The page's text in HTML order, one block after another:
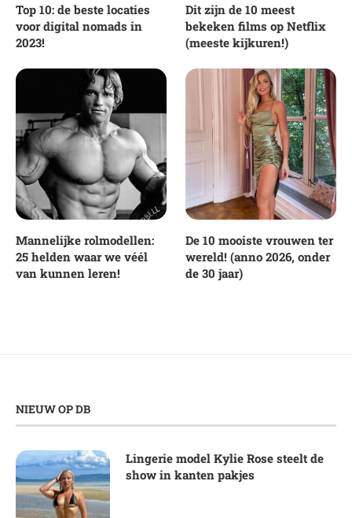
Top 10: de beste locaties
voor digital nomads in
2023!
Dit zijn de 10 meest
bekeken films op Netflix
(meeste kijkuren!)
Mannelijke rolmodellen:
25 helden waar we véél
van kunnen leren!
De 10 mooiste vrouwen ter
wereld! (anno 2026, onder
de 30 jaar)
NIEUW OP DB
Lingerie model Kylie Rose steelt de
show in kanten pakjes